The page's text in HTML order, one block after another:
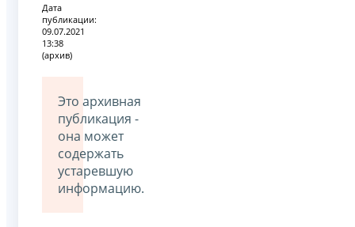
Дата
публикации:
09.07.2021
13:38
(архив)
Это архивная
публикация -
она может
содержать
устаревшую
информацию.